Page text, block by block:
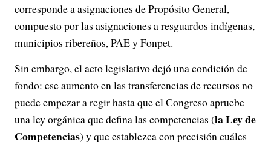
corresponde a asignaciones de Propósito General,
compuesto por las asignaciones a resguardos indígenas,
municipios ribereños, PAE y Fonpet.
Sin embargo, el acto legislativo dejó una condición de
fondo: ese aumento en las transferencias de recursos no
puede empezar a regir hasta que el Congreso apruebe
una ley orgánica que defina las competencias (la Ley de
Competencias) y que establezca con precisión cuáles